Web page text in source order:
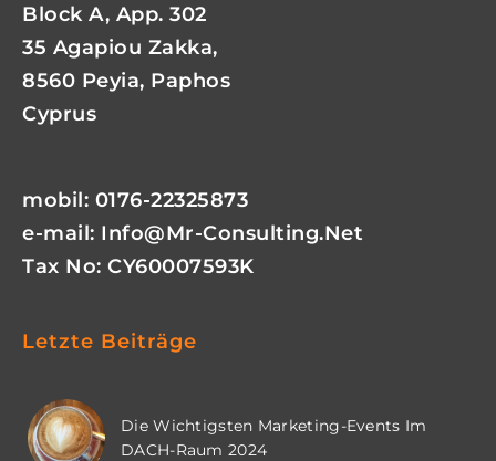
Block A, App. 302
35 Agapiou Zakka,
8560 Peyia, Paphos
Cyprus
mobil: 0176-22325873
e-mail: Info@mr-Consulting.net
Tax No: CY60007593K
Letzte Beiträge
Die Wichtigsten Marketing-Events Im
DACH-Raum 2024